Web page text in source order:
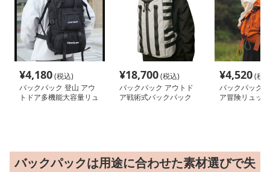
¥4,180(税込)
バックパック 登山 アウ
トドア多機能大容量リュ
¥18,700(税込)
バックパック アウトド
ア戦術式バックパック
¥4,520(税
バックパック
ア冒険リュック
バックパックは用途に合わせた素材選びで失